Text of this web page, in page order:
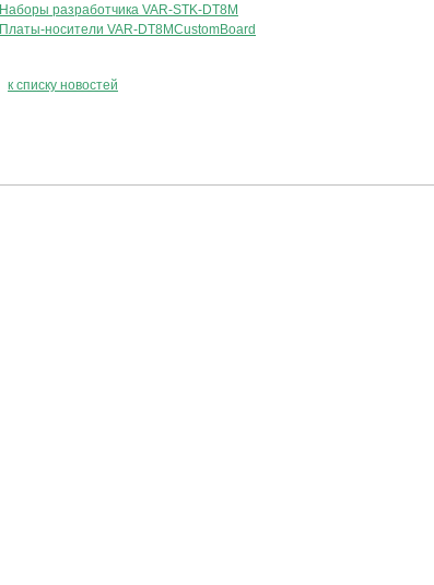
Наборы разработчика VAR-STK-DT8M
Платы-носители VAR-DT8MCustomBoard
к списку новостей